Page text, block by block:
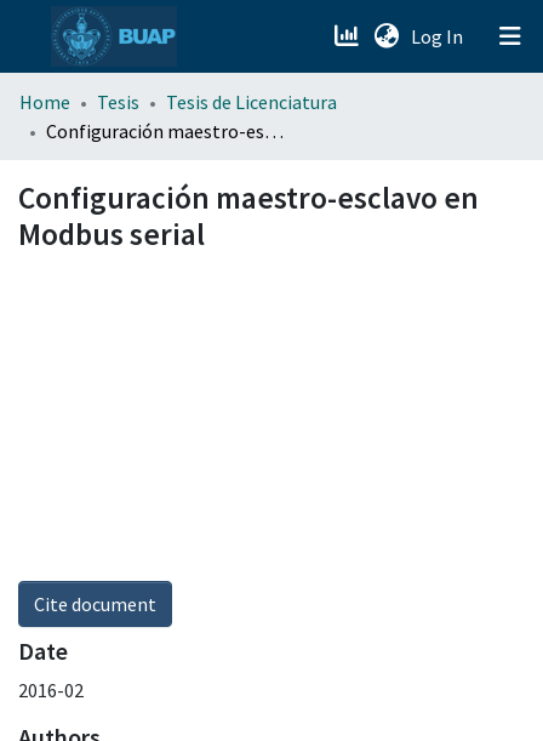
Log In (current)
menu.section.about_menu
Home Tesis
Tesis de Licenciatura
Configuración maestro-esclavo en Modbus serial
Configuración maestro-esclavo en
Modbus serial
Cite document
Date
2016-02